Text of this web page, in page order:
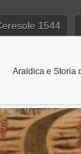
1544
Araldica e Storia